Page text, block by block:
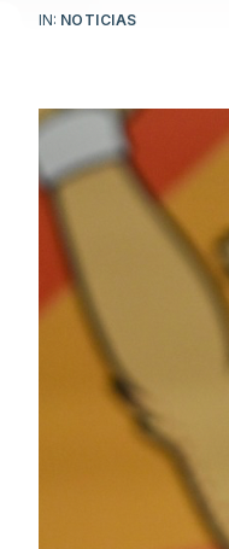
IN: NOTICIAS